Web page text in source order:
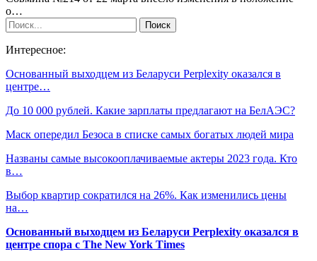
о…
Интересное:
Основанный выходцем из Беларуси Perplexity оказался в
центре…
До 10 000 рублей. Какие зарплаты предлагают на БелАЭС?
Маск опередил Безоса в списке самых богатых людей мира
Названы самые высокооплачиваемые актеры 2023 года. Кто
в…
Выбор квартир сократился на 26%. Как изменились цены
на…
Основанный выходцем из Беларуси Perplexity оказался в
центре спора с The New York Times